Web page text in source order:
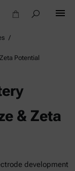
Potential
& Zeta
development